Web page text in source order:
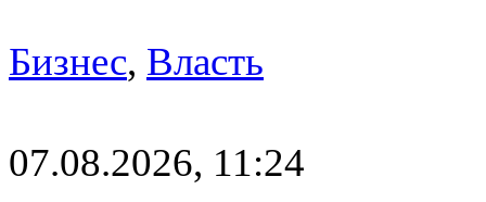
Бизнес, Власть
07.08.2026, 11:24